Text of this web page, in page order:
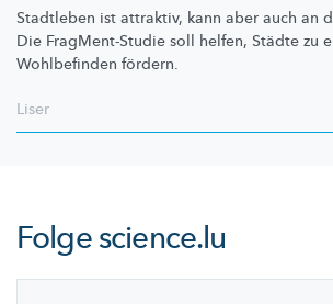
Stadtleben ist attraktiv, kann aber auch an
Die FragMent-Studie soll helfen, Städte zu
Wohlbefinden fördern.
Liser
Folgescience.lu